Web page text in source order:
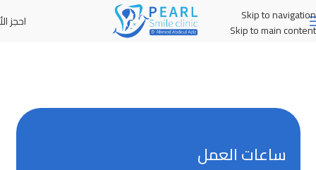
Skip to navigation
Skip to main content
MENU احجز
ساعات العمل